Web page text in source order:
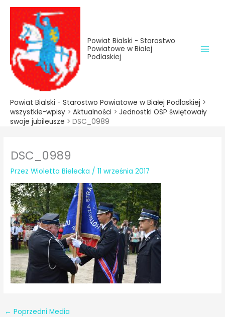
treści
Przejdź
treści
Powiat Bialski - Starostwo
Powiatowe w Białej
Podlaskiej
Powiat Bialski - Starostwo Powiatowe w Białej Podlaskiej >
wszystkie-wpisy > Aktualności > Jednostki OSP świętowały
swoje jubileusze > DSC_0989
DSC_0989
PrzezWioletta Bielecka /11 września 2017
← Poprzedni Media